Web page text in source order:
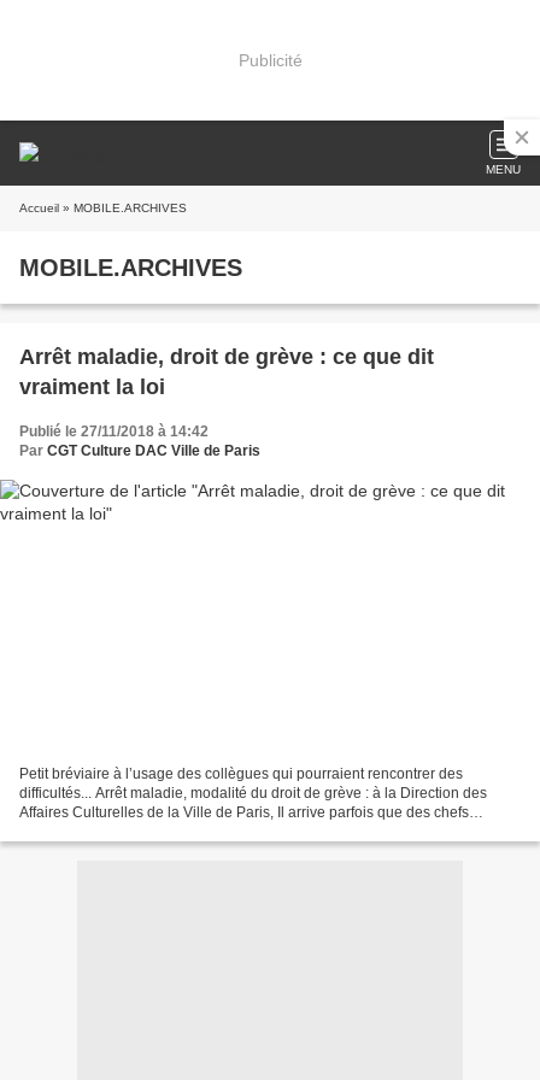
Publicité
MENU
Accueil » MOBILE.ARCHIVES
MOBILE.ARCHIVES
Arrêt maladie, droit de grève : ce que dit
vraiment la loi
Publié le 27/11/2018 à 14:42
Par CGT Culture DAC Ville de Paris
Petit bréviaire à l’usage des collègues qui pourraient rencontrer des
difficultés... Arrêt maladie, modalité du droit de grève : à la Direction des
Affaires Culturelles de la Ville de Paris, Il arrive parfois que des chefs